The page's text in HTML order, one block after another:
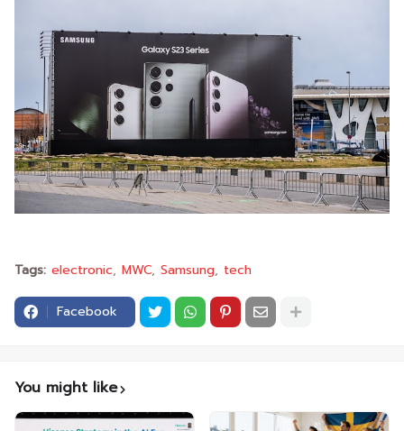
Tags: electronic MWC Samsung tech
Facebook
You might like